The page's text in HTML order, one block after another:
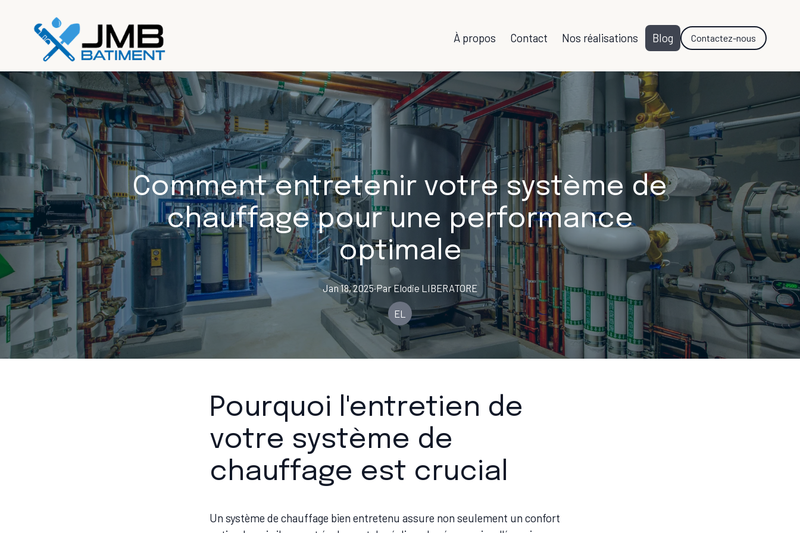
À propos Contact Nos réalisations Blog Contactez-nous
Comment entretenir votre système de
chauffage pour une performance
optimale
Jan 18, 2025·ParElodie LIBERATORE
EL
Pourquoi l'entretien de
votre système de
chauffage est crucial
Un système de chauffage bien entretenu assure non seulement un confort